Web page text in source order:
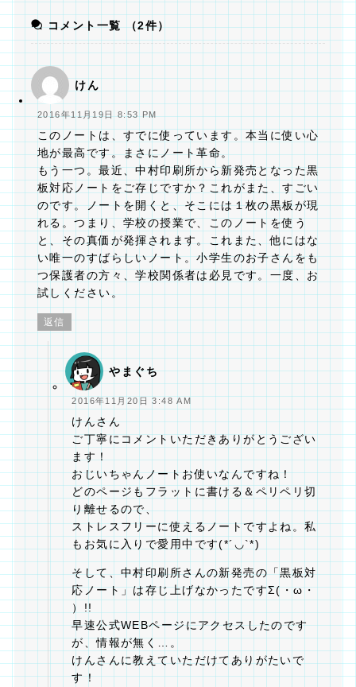
コメント一覧（2件）
けん
2016年11月19日 8:53 PM
このノートは、すでに使っています。本当に使い心
地が最高です。まさにノート革命。
もう一つ。最近、中村印刷所から新発売となった黒
板対応ノートをご存じですか？これがまた、すごい
のです。ノートを開くと、そこには１枚の黒板が現
れる。つまり、学校の授業で、このノートを使う
と、その真価が発揮されます。これまた、他にはな
い唯一のすばらしいノート。小学生のお子さんをも
つ保護者の方々、学校関係者は必見です。一度、お
試しください。
返信
やまぐち
2016年11月20日 3:48 AM
けんさん
ご丁寧にコメントいただきありがとうござい
ます！
おじいちゃんノートお使いなんですね！
どのページもフラットに書ける＆ペリペリ切
り離せるので、
ストレスフリーに使えるノートですよね。私
もお気に入りで愛用中です(*´◡`*)
そして、中村印刷所さんの新発売の「黒板対
応ノート」は存じ上げなかったですΣ(・ω・
）!!
早速公式WEBページにアクセスしたのです
が、情報が無く…。
けんさんに教えていただけてありがたいで
す！